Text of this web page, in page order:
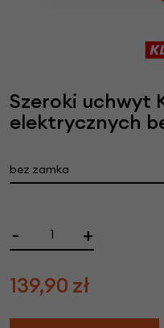
Szeroki uchwyt
elektrycznych
bez zamka
- +
139,90 zł